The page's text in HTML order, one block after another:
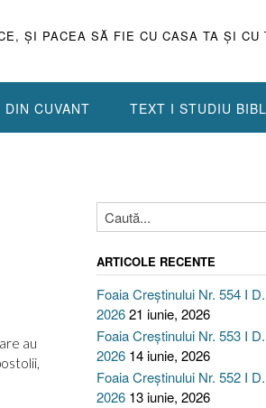
ŞI PACEA SĂ FIE CU CASA TA ŞI CU
CUVANT TEXT I STUDIU
au
ARTICOLE RECENTE
Foaia Creștinului Nr. 554 I
202621 iunie, 2026
Foaia Creștinului Nr. 553 I
2026 14 iunie, 2026
Foaia Creștinului Nr. 552 I
2026 13 iunie, 2026